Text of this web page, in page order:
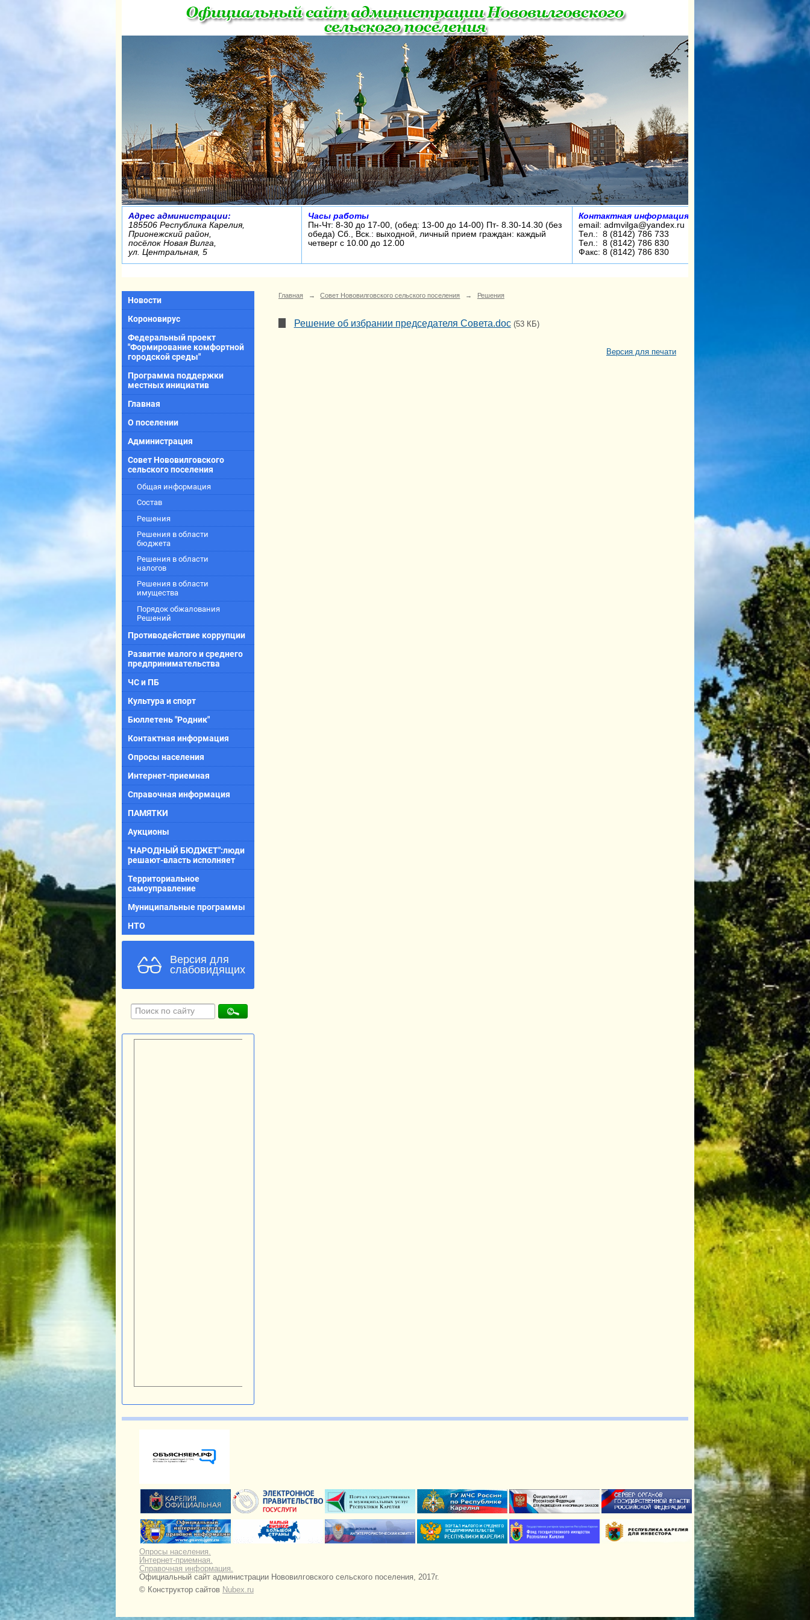
Адрес администрации:
185506 Республика Карелия,
Прионежский район,
посёлок Новая Вилга,
ул. Центральная, 5
Часы работы
Пн-Чт: 8-30 до 17-00, (обед: 13-00 до 14-00) Пт- 8.30-14.30 (без
обеда) Сб., Вск.: выходной, личный прием граждан: каждый
четверг с 10.00 до 12.00
Контактная информация:
email: admvilga@yandex.ru
Тел.: 8 (8142) 786 733
Тел.: 8 (8142) 786 830
Факс: 8 (8142) 786 830
Новости
Короновирус
Федеральный проект
"Формирование комфортной
городской среды"
Программа поддержки
местных инициатив
Главная
О поселении
Администрация
Совет Нововилговского
сельского поселения
Общая информация
Состав
Решения
Решения в области
бюджета
Решения в области
налогов
Решения в области
имущества
Порядок обжалования
Решений
Противодействие коррупции
Развитие малого и среднего
предпринимательства
ЧС и ПБ
Культура и спорт
Бюллетень "Родник"
Контактная информация
Опросы населения
Интернет-приемная
Справочная информация
ПАМЯТКИ
Аукционы
"НАРОДНЫЙ БЮДЖЕТ":люди
решают-власть исполняет
Территориальное
самоуправление
Муниципальные программы
НТО
Версия для
слабовидящих
Главная → Совет Нововилговского сельского поселения → Решения
Решение об избрании председателя Совета.doc (53 КБ)
Версия для печати
Опросы населения.
Интернет-приемная.
Справочная информация.
Официальный сайт администрации Нововилговского сельского поселения, 2017г.
© Конструктор сайтов Nubex.ru